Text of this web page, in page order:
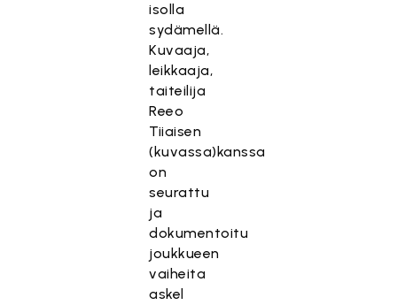
isolla
sydämellä.
Kuvaaja,
leikkaaja,
taiteilija
Reeo
Tiiaisen
(kuvassa)kanssa
on
seurattu
ja
dokumentoitu
joukkueen
vaiheita
askel